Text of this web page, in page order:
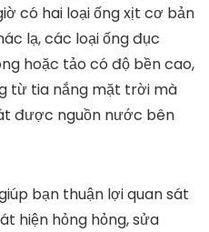
có hai loại ống xịt cơ bản
lạ, các loại ống đục
hoặc tảo có độ bền cao,
từ tia nắng mặt trời mà
được nguồn nước bên
bạn thuận lợi quan sát
hiện hỏng hỏng, sửa